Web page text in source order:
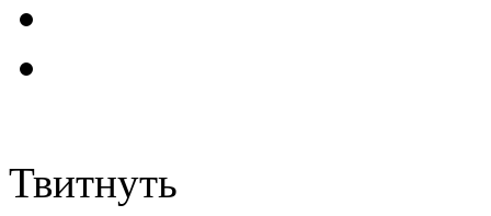
Твитнуть